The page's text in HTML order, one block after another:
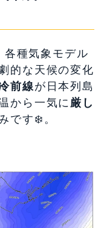
各種気象モデル
的な天候の変化
前線が日本列島
から一気に厳し
です❄️。